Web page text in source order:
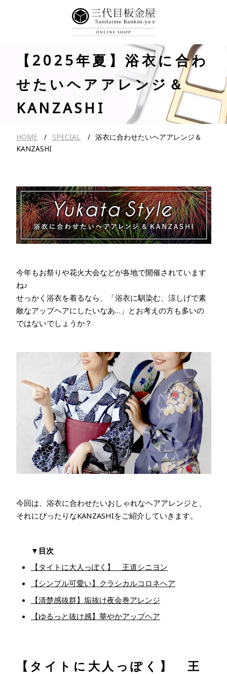
【2025年夏】浴衣に合わ
せたいヘアアレンジ＆
KANZASHI
HOME SPECIAL
浴衣に合わせたいヘアアレンジ＆
KANZASHI
今年もお祭りや花火大会などが各地で開催されています
ね♪
せっかく浴衣を着るなら、「浴衣に馴染む、涼しげで素
敵なアップヘアにしたいなあ…」とお考えの方も多いの
ではないでしょうか？
今回は、浴衣に合わせたいおしゃれなヘアアレンジと、
それにぴったりなKANZASHIをご紹介していきます。
▼目次
【タイトに大人っぽく】 王道シニヨン
【シンプル可愛い】クラシカルコロネヘア
【清楚感抜群】垢抜け夜会巻アレンジ
【ゆるっと抜け感】華やかアップヘア
【タイトに大人っぽく】 王